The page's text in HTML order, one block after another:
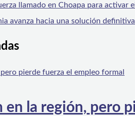
llamado en Choapa para activar
avanza hacia una solución
en la región, pero